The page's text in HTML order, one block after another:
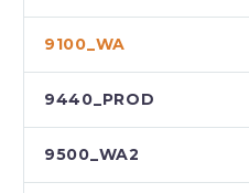
9100_WA
9440_PROD
9500_WA2